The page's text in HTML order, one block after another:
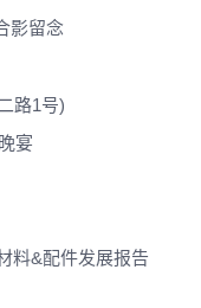
影留念
路1号)
宴
料&配件发展报告